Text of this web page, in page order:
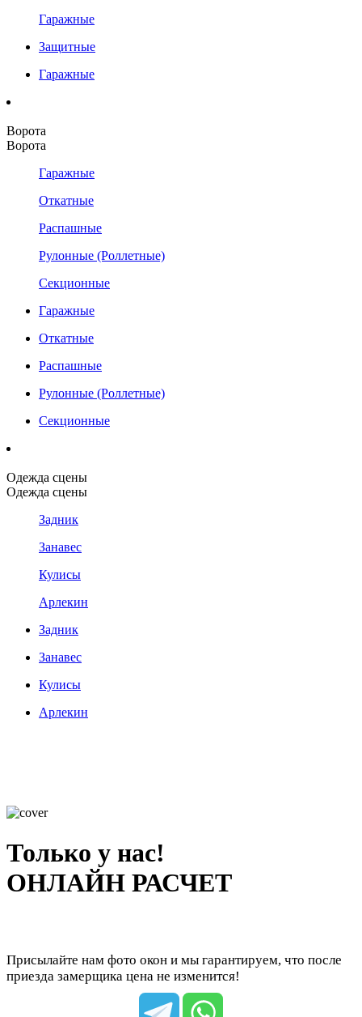
Гаражные
Защитные
Гаражные
Ворота
Ворота
Гаражные
Откатные
Распашные
Рулонные (Роллетные)
Секционные
Гаражные
Откатные
Распашные
Рулонные (Роллетные)
Секционные
Одежда сцены
Одежда сцены
Задник
Занавес
Кулисы
Арлекин
Задник
Занавес
Кулисы
Арлекин
Только у нас!
ОНЛАЙН РАСЧЕТ
Присылайте нам фото окон и мы гарантируем, что после
приезда замерщика цена не изменится!